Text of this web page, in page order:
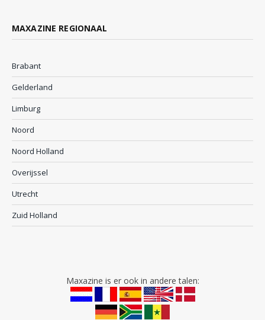
MAXAZINE REGIONAAL
Brabant
Gelderland
Limburg
Noord
Noord Holland
Overijssel
Utrecht
Zuid Holland
Maxazine is er ook in andere talen: